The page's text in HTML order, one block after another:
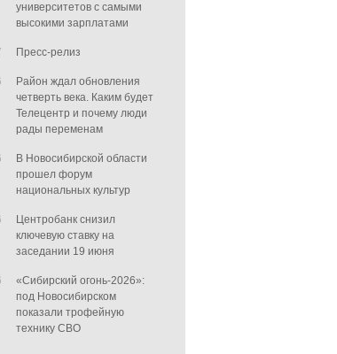
университетов с самыми
высокими зарплатами
Пресс-релиз
Район ждал обновления
четверть века. Каким будет
Телецентр и почему люди
рады переменам
В Новосибирской области
прошел форум
национальных культур
Центробанк снизил
ключевую ставку на
заседании 19 июня
«Сибирский огонь-2026»:
под Новосибирском
показали трофейную
технику СВО